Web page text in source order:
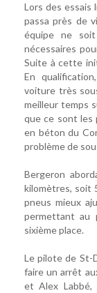
Lors des essais
passa près de
équipe ne soit
nécessaires
Suite à cette
En
voiture très
meilleur temps
que ce sont les
en béton du
problème de
Bergeron
kilomètres, soit
pneus mieux
permettant au
sixième place.
Le pilote de St-
faire un arrêt
et Alex Labbé,